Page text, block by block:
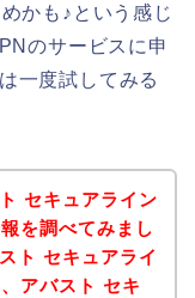
かも♪という感じ
のサービスに申
一度試してみる
セキュアライン
を調べてみまし
ト セキュアライ
アバスト セキ